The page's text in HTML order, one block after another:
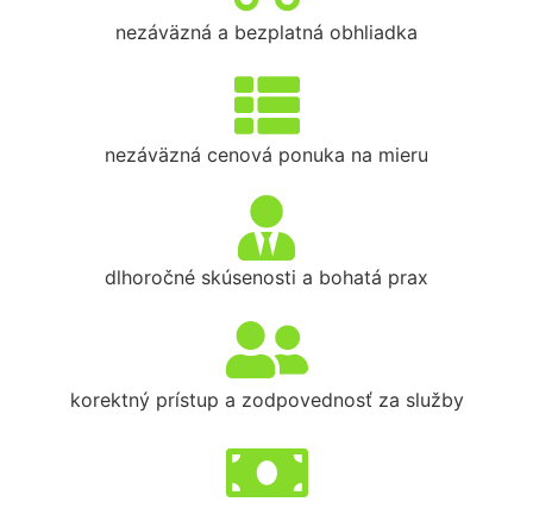
nezáväzná a bezplatná obhliadka
nezáväzná cenová ponuka na mieru
dlhoročné skúsenosti a bohatá prax
korektný prístup a zodpovednosť za služby